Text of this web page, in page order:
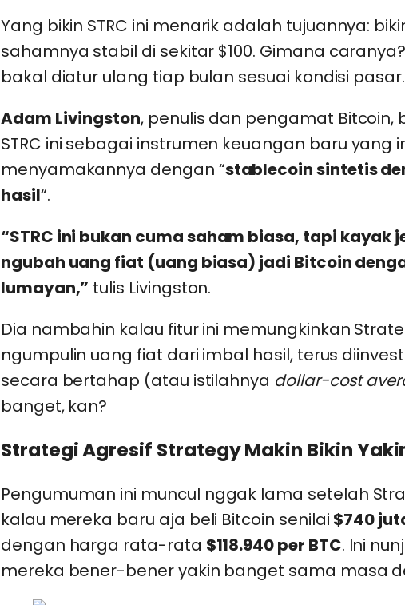
Yang bikin STRC ini menarik adalah tujuannya:
sahamnya stabil di sekitar $100. Gimana
bakal diatur ulang tiap bulan sesuai kondisi pasar.
Adam Livingston, penulis dan pengamat Bitcoin,
STRC ini sebagai instrumen keuangan baru yang
menyamakannya dengan “stablecoin sintetis
hasil“.
“STRC ini bukan cuma saham biasa, tapi kayak
ngubah uang fiat (uang biasa) jadi Bitcoin
lumayan,” tulis Livingston.
Dia nambahin kalau fitur ini memungkinkan
ngumpulin uang fiat dari imbal hasil, terus
secara bertahap (atau istilahnya dollar-cost
banget, kan?
Strategi Agresif Strategy Makin Bikin
Pengumuman ini muncul nggak lama setelah
kalau mereka baru aja beli Bitcoin senilai $740
dengan harga rata-rata $118.940 per BTC. Ini
mereka bener-bener yakin banget sama masa